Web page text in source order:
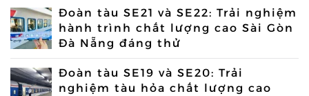
Đoàn tàu SE21 và SE22: Trải nghiệm
hành trình chất lượng cao Sài Gòn
Đà Nẵng đáng thử
Đoàn tàu SE19 và SE20: Trải
nghiệm tàu hỏa chất lượng cao